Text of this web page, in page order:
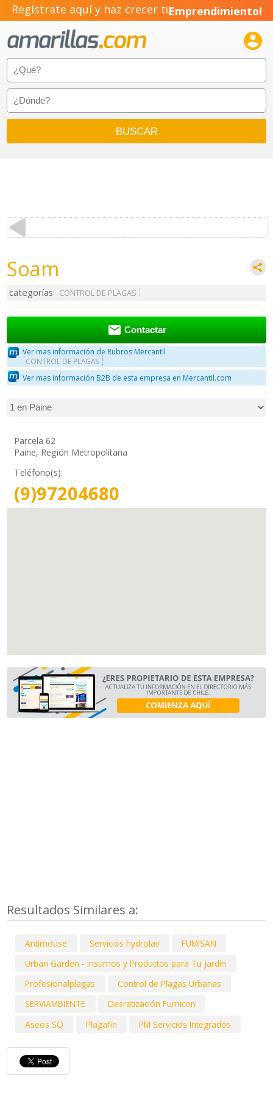
Regístrate aquí y haz crecer tuEmprendimiento!

Soam
categorías CONTROL DE PLAGAS
 Contactar
Ver mas información de Rubros Mercantil
CONTROL DE PLAGAS
Ver mas información B2B de esta empresa en Mercantil.com
Parcela 62
Paine, Región Metropolitana
Teléfono(s):
(9)97204680
Resultados Similares a:
Antimouse Servicios hydrolav
FUMISAN
Urban Garden - Insumos y Productos para Tu Jardín
Profesionalplagas
Control de Plagas Urbanas
SERVIAMBIENTE
Desratización Fumicon
Aseos SQ
Plagafin PM Servicios Integrados